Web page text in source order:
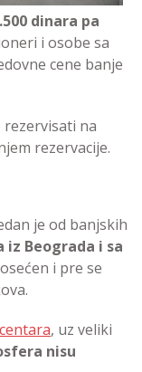
dinara pa
i osobe sa
cene banje
rezervisati na
rezervacije.
je od banjskih
Beograda i sa
i pre se
, uz veliki
nisu